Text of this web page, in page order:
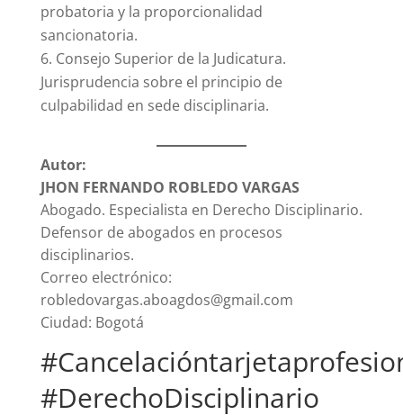
probatoria y la proporcionalidad
sancionatoria.
Consejo Superior de la Judicatura.
Jurisprudencia sobre el principio de
culpabilidad en sede disciplinaria.
Autor:
JHON FERNANDO ROBLEDO VARGAS
Abogado. Especialista en Derecho Disciplinario.
Defensor de abogados en procesos
disciplinarios.
Correo electrónico:
robledovargas.aboagdos@gmail.com
Ciudad: Bogotá
#DerechoDisciplinario